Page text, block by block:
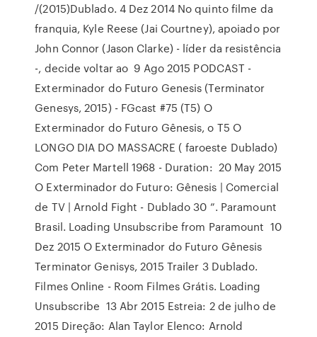
/(2015)Dublado. 4 Dez 2014 No quinto filme da
franquia, Kyle Reese (Jai Courtney), apoiado por
John Connor (Jason Clarke) - líder da resistência
-, decide voltar ao 9 Ago 2015 PODCAST -
Exterminador do Futuro Genesis (Terminator
Genesys, 2015) - FGcast #75 (T5) O
Exterminador do Futuro Gênesis, o T5 O
LONGO DIA DO MASSACRE ( faroeste Dublado)
Com Peter Martell 1968 - Duration: 20 May 2015
O Exterminador do Futuro: Gênesis | Comercial
de TV | Arnold Fight - Dublado 30 ”. Paramount
Brasil. Loading Unsubscribe from Paramount 10
Dez 2015 O Exterminador do Futuro Gênesis
Terminator Genisys, 2015 Trailer 3 Dublado.
Filmes Online - Room Filmes Grátis. Loading
Unsubscribe 13 Abr 2015 Estreia: 2 de julho de
2015 Direção: Alan Taylor Elenco: Arnold